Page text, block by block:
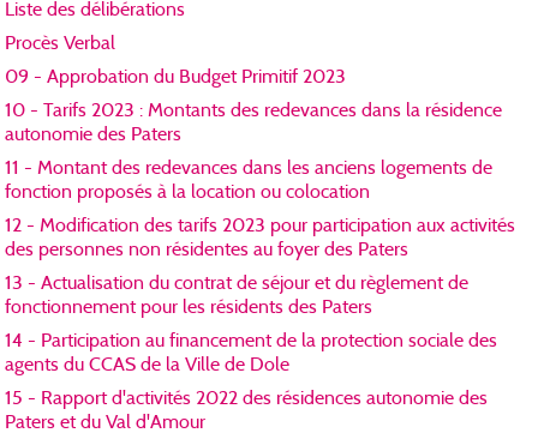
Liste des délibérations
Procès Verbal
09 - Approbation du Budget Primitif 2023
10 - Tarifs 2023 : Montants des redevances dans la résidence
autonomie des Paters
11 - Montant des redevances dans les anciens logements de
fonction proposés à la location ou colocation
12 - Modification des tarifs 2023 pour participation aux activités
des personnes non résidentes au foyer des Paters
13 - Actualisation du contrat de séjour et du règlement de
fonctionnement pour les résidents des Paters
14 - Participation au financement de la protection sociale des
agents du CCAS de la Ville de Dole
15 - Rapport d'activités 2022 des résidences autonomie des
Paters et du Val d'Amour